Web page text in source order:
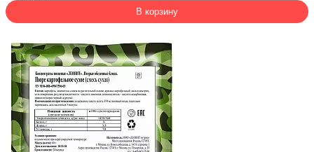
В корзину